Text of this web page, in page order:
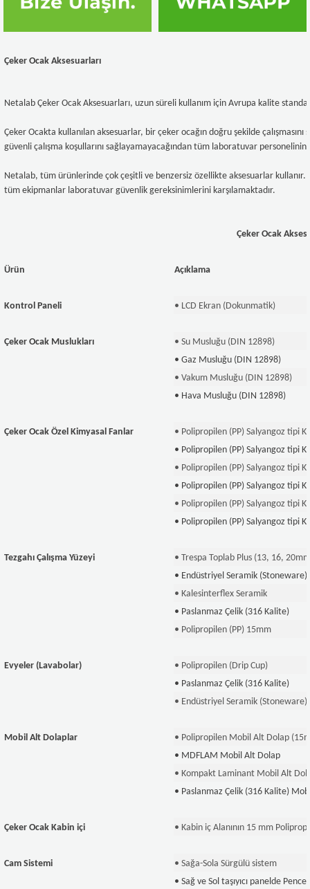
Çeker Ocak Aksesuarları
Netalab Çeker Ocak Aksesuarları, uzun süreli kullanım için Avrupa kalite
Çeker Ocakta kullanılan aksesuarlar, bir çeker ocağın doğru şekilde çalışmasını
güvenli çalışma koşullarını sağlayamayacağından tüm laboratuvar personelinin
Netalab, tüm ürünlerinde çok çeşitli ve benzersiz özellikte aksesuarlar
tüm ekipmanlar laboratuvar güvenlik gereksinimlerini karşılamaktadır.
Çeker Ocak
Ürün Açıklama
Kontrol Paneli • LCD Ekran (Dokunmatik)
Çeker Ocak Muslukları
• Su Musluğu (DIN 12898)
• Gaz Musluğu (DIN 12898)
• Vakum Musluğu (DIN 12898)
• Hava Musluğu (DIN 12898)
Çeker Ocak Özel Kimyasal Fanlar
• Polipropilen (PP) Salyangoz tipi
• Polipropilen (PP) Salyangoz tipi
• Polipropilen (PP) Salyangoz tipi
• Polipropilen (PP) Salyangoz tipi
• Polipropilen (PP) Salyangoz tipi
• Polipropilen (PP) Salyangoz tipi
Tezgahı Çalışma Yüzeyi
• Trespa Toplab Plus (13, 16,
• Endüstriyel Seramik (Stoneware)
• Kalesinterflex Seramik
• Paslanmaz Çelik (316 Kalite)
• Polipropilen (PP) 15mm
Evyeler (Lavabolar)
• Polipropilen (Drip Cup)
• Paslanmaz Çelik (316 Kalite)
• Endüstriyel Seramik (Stoneware)
Mobil Alt Dolaplar
• Polipropilen Mobil Alt Dolap
• MDFLAM Mobil Alt Dolap
• Kompakt Laminant Mobil Alt
• Paslanmaz Çelik (316 Kalite)
Çeker Ocak Kabin içi • Kabin iç Alanının 15 mm
Cam Sistemi
• Sağa-Sola Sürgülü sistem
• Sağ ve Sol taşıyıcı panelde